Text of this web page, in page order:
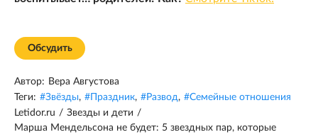
Обсудить
Автор: Вера Августова
Теги: #Звёзды, # Праздник, #Развод, #Семейные отношения
Letidor.ru / Звезды и дети /
Марша Мендельсона не будет: 5 звездных пар, которые